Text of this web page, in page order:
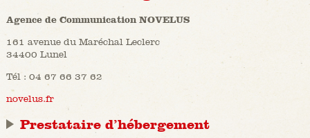
Agence de Communication NOVELUS
161 avenue du Maréchal Leclerc
34400 Lunel
Tél : 04 67 66 37 62
novelus.fr
Prestataire d’hébergement